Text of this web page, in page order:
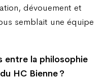
dévouement et
semblait une équipe
entre la philosophie
HC Bienne ?